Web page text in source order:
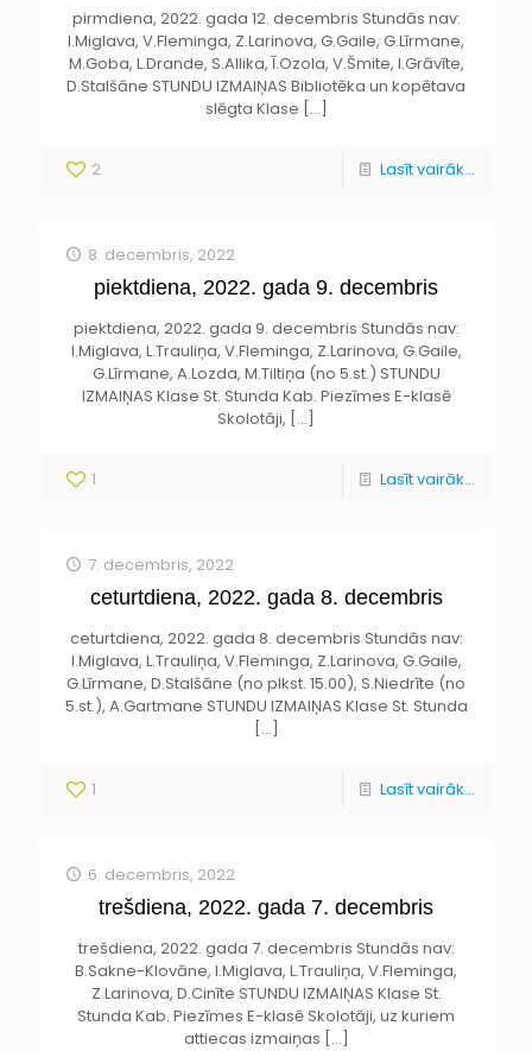
pirmdiena, 2022. gada 12. decembris Stundās nav:
I.Miglava, V.Fleminga, Z.Larinova, G.Gaile, G.Līrmane,
M.Goba, L.Drande, S.Allika, Ī.Ozola, V.Šmite, I.Grāvīte,
D.Stalšāne STUNDU IZMAIŅAS Bibliotēka un kopētava
slēgta Klase […]
2 Lasīt vairāk...
8. decembris, 2022
piektdiena, 2022. gada 9. decembris
piektdiena, 2022. gada 9. decembris Stundās nav:
I.Miglava, L.Trauliņa, V.Fleminga, Z.Larinova, G.Gaile,
G.Līrmane, A.Lozda, M.Tiltiņa (no 5.st.) STUNDU
IZMAIŅAS Klase St. Stunda Kab. Piezīmes E-klasē
Skolotāji, […]
1 Lasīt vairāk...
7. decembris, 2022
ceturtdiena, 2022. gada 8. decembris
ceturtdiena, 2022. gada 8. decembris Stundās nav:
I.Miglava, L.Trauliņa, V.Fleminga, Z.Larinova, G.Gaile,
G.Līrmane, D.Stalšāne (no plkst. 15.00), S.Niedrīte (no
5.st.), A.Gartmane STUNDU IZMAIŅAS Klase St. Stunda
[…]
1 Lasīt vairāk...
6. decembris, 2022
trešdiena, 2022. gada 7. decembris
trešdiena, 2022. gada 7. decembris Stundās nav:
B.Sakne-Klovāne, I.Miglava, L.Trauliņa, V.Fleminga,
Z.Larinova, D.Cinīte STUNDU IZMAIŅAS Klase St.
Stunda Kab. Piezīmes E-klasē Skolotāji, uz kuriem
attiecas izmaiņas […]